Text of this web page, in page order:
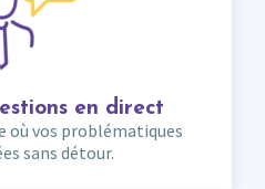
en direct
où vos problématiques
sans détour.